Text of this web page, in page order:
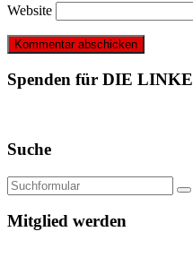
Website
Spenden für DIE LINKE
Suche
Mitglied werden